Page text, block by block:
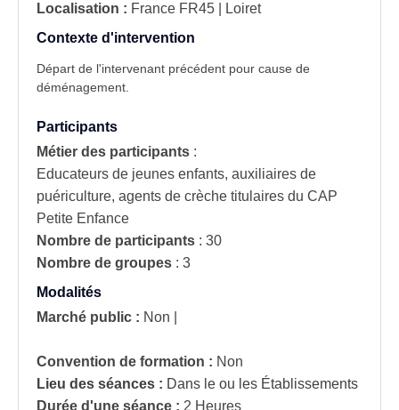
Localisation : France FR45 | Loiret
Contexte d'intervention
Départ de l'intervenant précédent pour cause de
déménagement.
Participants
Métier des participants :
Educateurs de jeunes enfants, auxiliaires de
puériculture, agents de crèche titulaires du CAP
Petite Enfance
Nombre de participants : 30
Nombre de groupes : 3
Modalités
Marché public : Non
Convention de formation : Non
Lieu des séances : Dans le ou les Établissements
Durée d'une séance : 2 Heures